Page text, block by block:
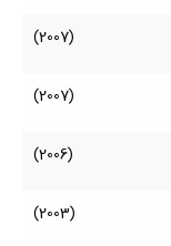
(2007)
(2007)
(2006)
(2003)